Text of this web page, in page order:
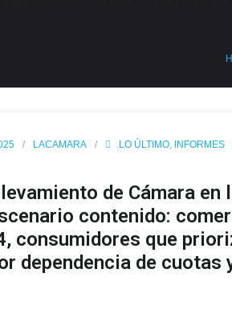
LACAMARA LO ÚLTIMO, INFORMES
de Cámara en
contenido:
consumidores que
dependencia de